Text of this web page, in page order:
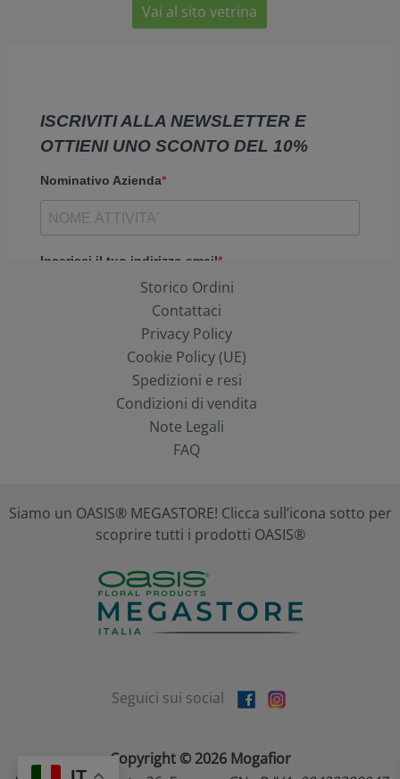
Vai al sito vetrina
Storico Ordini
Contattaci
Privacy Policy
Cookie Policy (UE)
Spedizioni e resi
Condizioni di vendita
Note Legali
FAQ
Siamo un OASIS® MEGASTORE! Clicca sull’icona sotto per
scoprire tutti i prodotti OASIS®
Seguici sui social
Copyright © 2026 Mogafior